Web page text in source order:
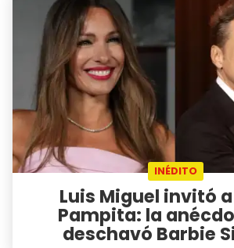
INÉDITO
Luis Miguel invitó
Pampita: la
deschavó Barbie